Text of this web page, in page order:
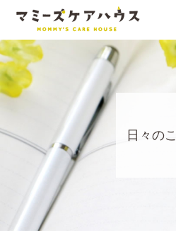
日々の
はじめまして
マミーズ誕生秘話
産後ケア
ママの居場所
アクセス